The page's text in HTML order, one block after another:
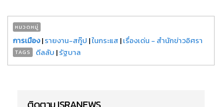
หมวดหมู่
การเมือง|รายงาน-สกู๊ป |ในกระแส |เรื่องเด่น - สำนักข่าวอิศรา
TAGS ดีลลับ |รัฐบาล